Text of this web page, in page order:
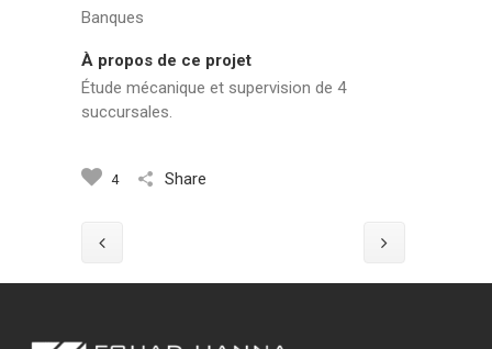
Banques
À propos de ce projet
Étude mécanique et supervision de 4
succursales.
Share
4